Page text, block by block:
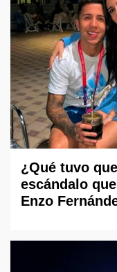
¿Qué tuvo
escándalo
Enzo